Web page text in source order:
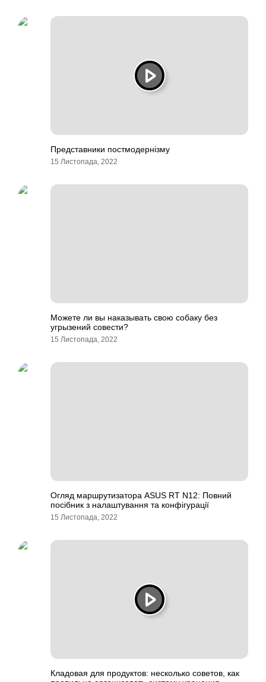
Представники постмодернізму
15 Листопада, 2022
Можете ли вы наказывать свою собаку без
угрызений совести?
15 Листопада, 2022
Огляд маршрутизатора ASUS RT N12: Повний
посібник з налаштування та конфігурації
15 Листопада, 2022
Кладовая для продуктов: несколько советов, как